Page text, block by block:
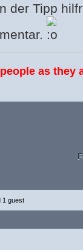
der Tipp
as they
1 guest